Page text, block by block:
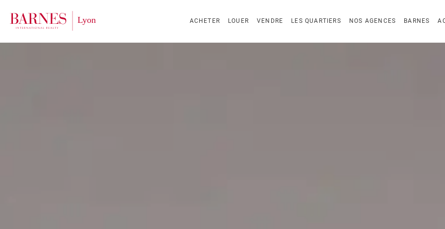
ACHETER LOUER VENDRE LES QUARTIERS NOS AGENCES BARNES